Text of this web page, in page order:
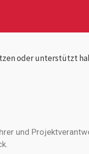
oder unterstützt
und